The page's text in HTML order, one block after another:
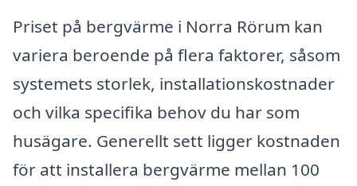
Priset på bergvärme i Norra Rörum kan
variera beroende på flera faktorer, såsom
systemets storlek, installationskostnader
och vilka specifika behov du har som
husägare. Generellt sett ligger kostnaden
för att installera bergvärme mellan 100